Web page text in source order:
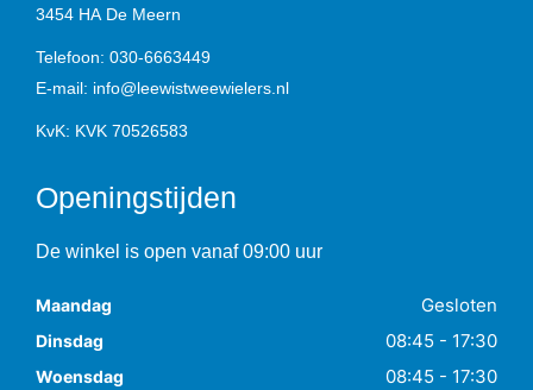
3454 HA De Meern
Telefoon: 030-6663449
E-mail: info@leewistweewielers.nl
KvK: KVK 70526583
Openingstijden
De winkel is open vanaf 09:00 uur
Maandag Gesloten
Dinsdag 08:45 - 17:30
Woensdag 08:45 - 17:30